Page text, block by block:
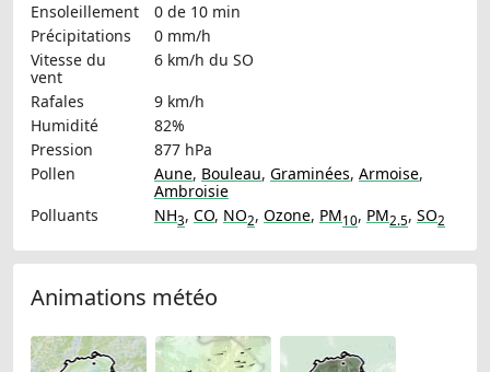
Ensoleillement
0 de 10 min
Précipitations
0 mm/h
Vitesse du
vent
6 km/h du SO
Rafales
9 km/h
Humidité
82%
Pression
877 hPa
Pollen
Aune, Bouleau, Graminées, Armoise,
Ambroisie
Polluants
NH3, CO, NO2, Ozone, PM10, PM2.5, SO2
Animations météo